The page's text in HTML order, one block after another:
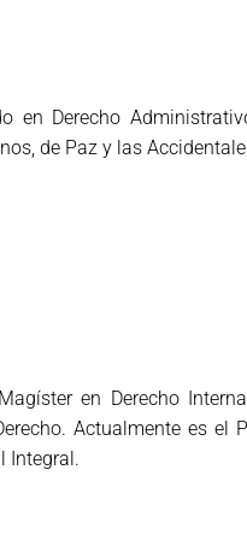
en Derecho
de Paz y las
en Derecho
Actualmente es el
Integral.